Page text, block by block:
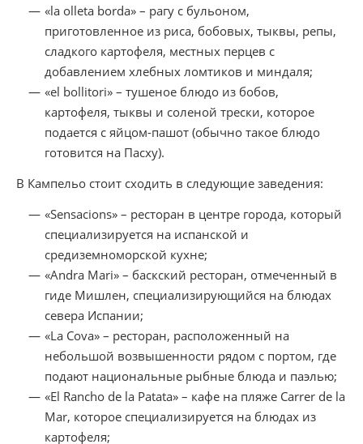
«la olleta borda» – рагу с бульоном,
приготовленное из риса, бобовых, тыквы, репы,
сладкого картофеля, местных перцев с
добавлением хлебных ломтиков и миндаля;
«el bollitori» – тушеное блюдо из бобов,
картофеля, тыквы и соленой трески, которое
подается с яйцом-пашот (обычно такое блюдо
готовится на Пасху).
В Кампельо стоит сходить в следующие заведения:
«Sensacions» – ресторан в центре города, который
специализируется на испанской и
средиземноморской кухне;
«Andra Mari» – баскский ресторан, отмеченный в
гиде Мишлен, специализирующийся на блюдах
севера Испании;
«La Cova» – ресторан, расположенный на
небольшой возвышенности рядом с портом, где
подают национальные рыбные блюда и паэлью;
«El Rancho de la Patata» – кафе на пляже Carrer de la
Mar, которое специализируется на блюдах из
картофеля;